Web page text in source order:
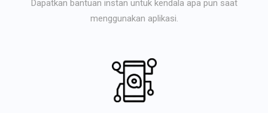
Dapatkan bantuan instan untuk kendala apa pun saat
menggunakan aplikasi.